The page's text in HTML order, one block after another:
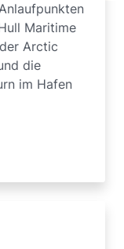
Maritime
Arctic
die
im Hafen